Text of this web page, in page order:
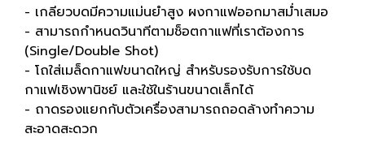
- เกลียวบดมีความแม่นยำสูง ผงกาแฟออกมาสม่ำเสมอ
- สามารถกำหนดวินาทีตามช็อตกาแฟที่เราต้องการ
(Single/Double Shot)
- โถใส่เมล็ดกาแฟขนาดใหญ่ สำหรับรองรับการใช้บด
กาแฟเชิงพานิชย์ และใช้ในร้านขนาดเล็กได้
- ถาดรองแยกกับตัวเครื่องสามารถถอดล้างทำความ
สะอาดสะดวก